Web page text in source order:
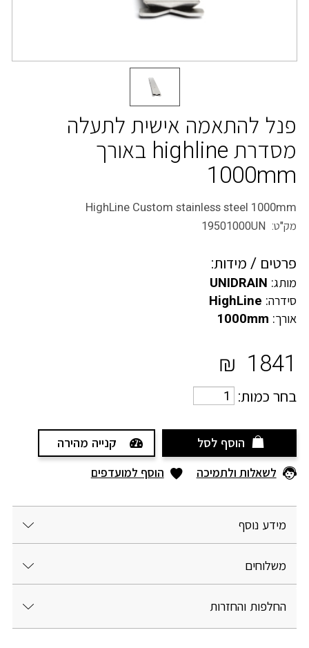
פנל להתאמה אישית לתעלה
מסדרת highline באורך
1000mm
HighLine Custom stainless steel 1000mm
מק"ט: 19501000UN
פרטים / מידות:
מותג: UNIDRAIN
סידרה: HighLine
אורך: 1000mm
1841
₪
בחר כמות:
הוסף לסל קנייה מהירה
לשאלות ולתמיכה הוסף למועדפים
מידע נוסף
משלוחים
החלפות והחזרות